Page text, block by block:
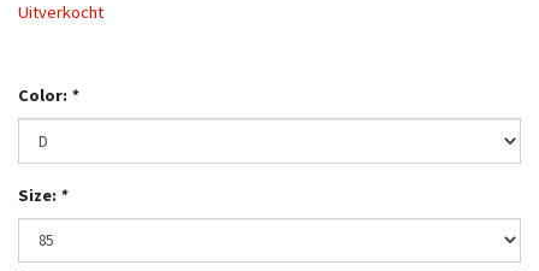
Uitverkocht
Color: *
Size: *